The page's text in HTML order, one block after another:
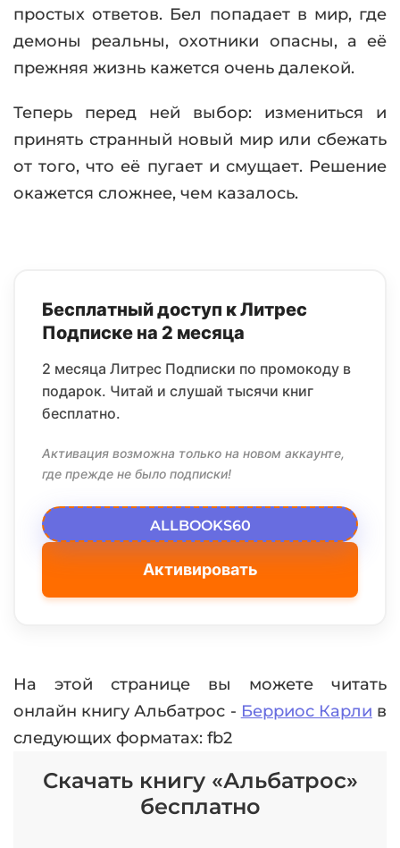
простых ответов. Бел попадает в мир, где
демоны реальны, охотники опасны, а её
прежняя жизнь кажется очень далекой.
Теперь перед ней выбор: измениться и
принять странный новый мир или сбежать
от того, что её пугает и смущает. Решение
окажется сложнее, чем казалось.
Бесплатный доступ к Литрес
Подписке на 2 месяца
2 месяца Литрес Подписки по промокоду в
подарок. Читай и слушай тысячи книг
бесплатно.
Активация возможна только на новом аккаунте,
где прежде не было подписки!
ALLBOOKS60
Активировать
На этой странице вы можете читать
онлайн книгу Альбатрос - Берриос Карли в
следующих форматах: fb2
Скачать книгу «Альбатрос»
бесплатно